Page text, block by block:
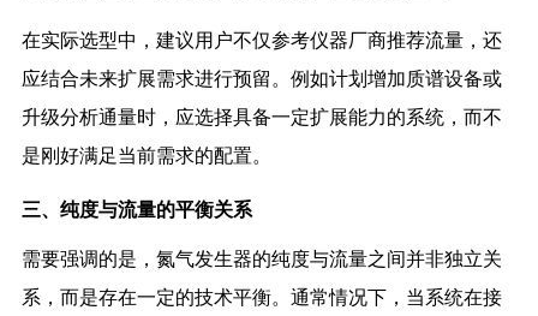
在实际选型中，建议用户不仅参考仪器厂商推荐流量，还
应结合未来扩展需求进行预留。例如计划增加质谱设备或
升级分析通量时，应选择具备一定扩展能力的系统，而不
是刚好满足当前需求的配置。
三、纯度与流量的平衡关系
需要强调的是，氮气发生器的纯度与流量之间并非独立关
系，而是存在一定的技术平衡。通常情况下，当系统在接